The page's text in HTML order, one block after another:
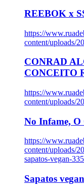
REEBOK x
https://
content/uploads/
CONRAD
CONCEITO
https://
content/uploads/
No Infame, O
https://
content/uploads/
sapatos-vegan-
Sapatos